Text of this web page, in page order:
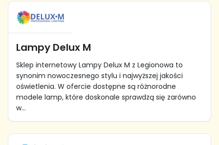
Lampy Delux M
Sklep internetowy Lampy Delux M z Legionowa to
synonim nowoczesnego stylu i najwyższej jakości
oświetlenia. W ofercie dostępne są różnorodne
modele lamp, które doskonale sprawdzą się zarówno
w...